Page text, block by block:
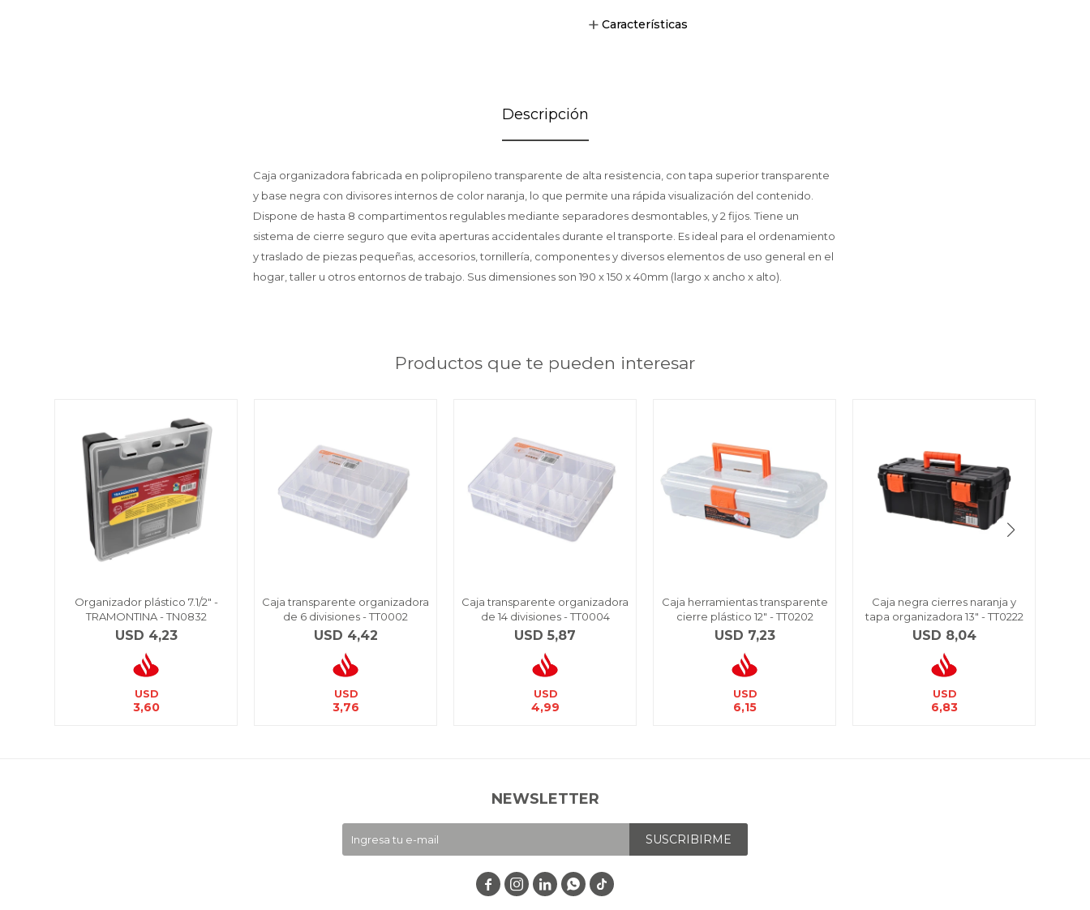
Características
Descripción
Caja organizadora fabricada en polipropileno transparente de alta resistencia, con tapa superior transparente
y base negra con divisores internos de color naranja, lo que permite una rápida visualización del contenido.
Dispone de hasta 8 compartimentos regulables mediante separadores desmontables, y 2 fijos. Tiene un
sistema de cierre seguro que evita aperturas accidentales durante el transporte. Es ideal para el ordenamiento
y traslado de piezas pequeñas, accesorios, tornillería, componentes y diversos elementos de uso general en el
hogar, taller u otros entornos de trabajo. Sus dimensiones son 190 x 150 x 40mm (largo x ancho x alto).
Productos que te pueden interesar
Organizador plástico 7.1/2" -
TRAMONTINA - TN0832
USD 4,23
USD
3,60
Caja transparente organizadora
de 6 divisiones - TT0002
USD 4,42
USD
3,76
Caja transparente organizadora
de 14 divisiones - TT0004
USD 5,87
USD
4,99
Caja herramientas transparente
cierre plástico 12" - TT0202
USD 7,23
USD
6,15
Caja negra cierres naranja y
tapa organizadora 13" - TT0222
USD 8,04
USD
6,83
NEWSLETTER
SUSCRIBIRME
   